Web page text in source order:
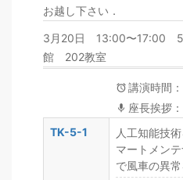
お越し下さい．
3月20日 13:00〜17:00
館 202教室
講演時間
座長挨拶
TK-5-1
人工知能技
マートメン
で風車の異